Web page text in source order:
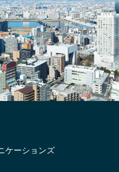
ケーションズ